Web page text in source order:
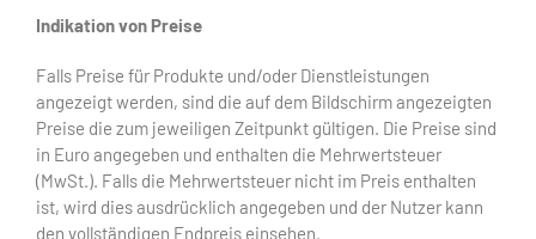
Indikationvon Preise
Falls Preise für Produkte und/oder Dienstleistungen
angezeigt werden, sind die auf dem Bildschirm angezeigten
Preise die zum jeweiligen Zeitpunkt gültigen. Die Preise sind
in Euro angegeben und enthalten die Mehrwertsteuer
(MwSt.). Falls die Mehrwertsteuer nicht im Preis enthalten
ist, wird dies ausdrücklich angegeben und der Nutzer kann
den vollständigen Endpreis einsehen.